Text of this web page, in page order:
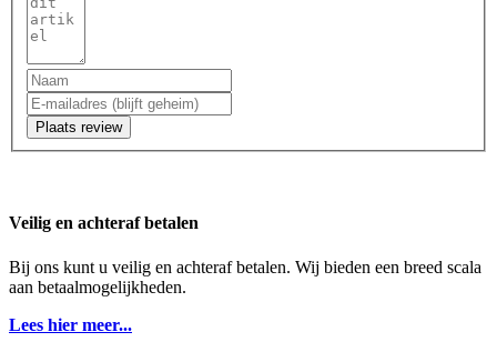
Plaats review
Veilig en achteraf betalen
Bij ons kunt u veilig en achteraf betalen. Wij bieden een breed scala
aan betaalmogelijkheden.
Lees hier meer...